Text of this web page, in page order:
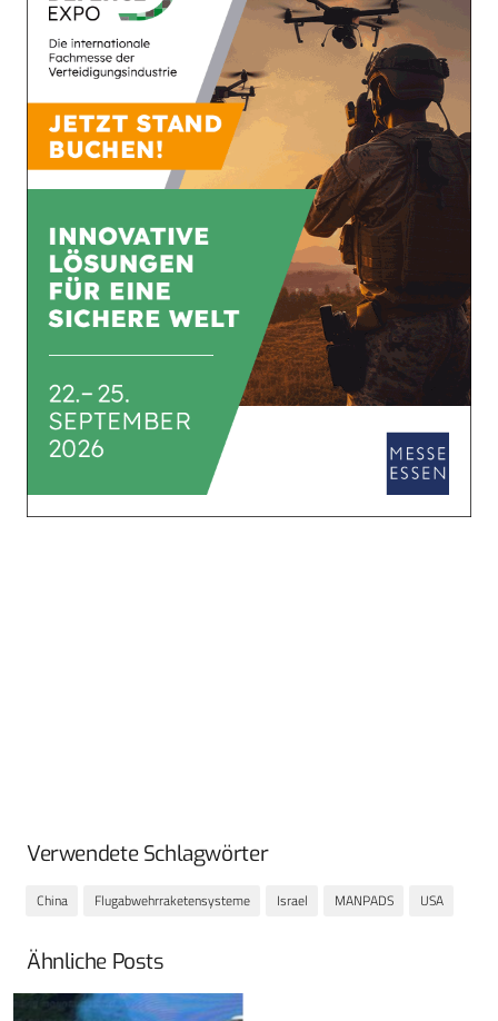
Verwendete Schlagwörter
China Flugabwehrraketensysteme Israel MANPADS USA
Ähnliche Posts